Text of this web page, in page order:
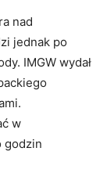
nad
jednak po
IMGW wydał
w
godzin